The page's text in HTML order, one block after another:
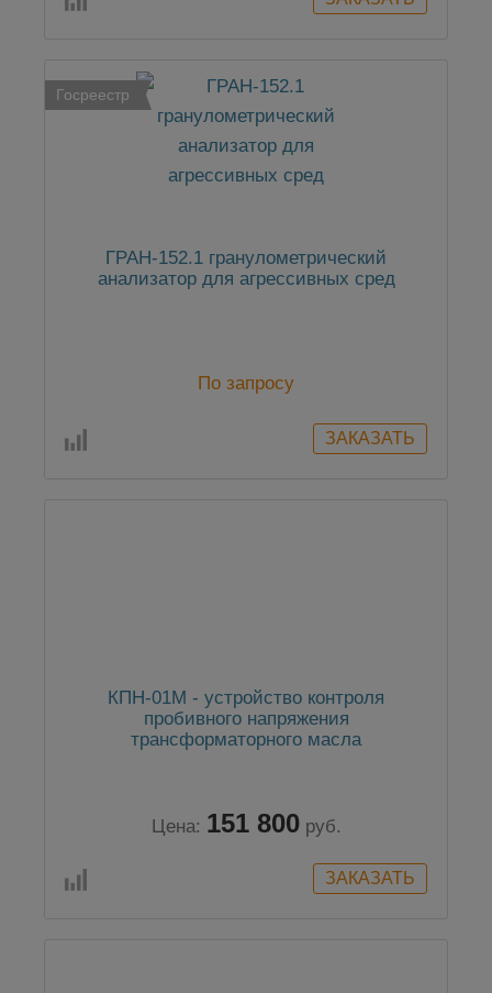
Госреестр
ГРАН-152.1 гранулометрический
анализатор для агрессивных сред
По запросу
КПН-01М - устройство контроля
пробивного напряжения
трансформаторного масла
Цена: 151 800 руб.